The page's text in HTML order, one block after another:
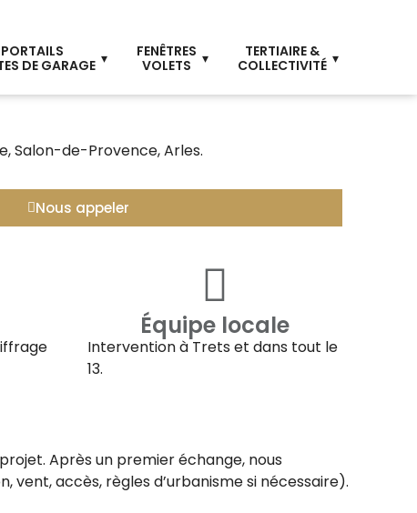
PORTAILS
DE GARAGE
FENÊTRES
VOLETS
TERTIAIRE &
COLLECTIVITÉ
Salon-de-Provence, Arles.
Nous appeler
Équipe locale
Intervention à Trets et dans tout le
13.
Après un premier échange, nous
accès, règles d’urbanisme si nécessaire).